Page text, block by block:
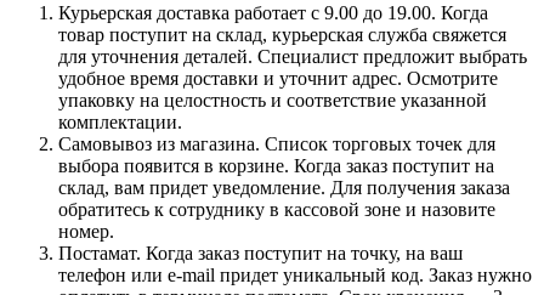
Курьерская доставка работает с 9.00 до 19.00. Когда
товар поступит на склад, курьерская служба свяжется
для уточнения деталей. Специалист предложит выбрать
удобное время доставки и уточнит адрес. Осмотрите
упаковку на целостность и соответствие указанной
комплектации.
Самовывоз из магазина. Список торговых точек для
выбора появится в корзине. Когда заказ поступит на
склад, вам придет уведомление. Для получения заказа
обратитесь к сотруднику в кассовой зоне и назовите
номер.
Постамат. Когда заказ поступит на точку, на ваш
телефон или e-mail придет уникальный код. Заказ нужно